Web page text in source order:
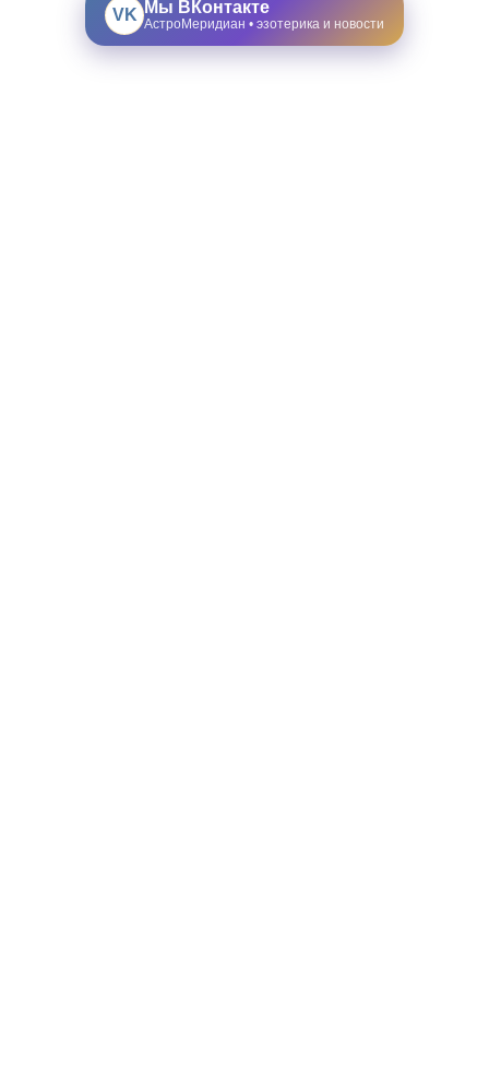
VK Мы ВКонтакте
АстроМеридиан • эзотерика и новости